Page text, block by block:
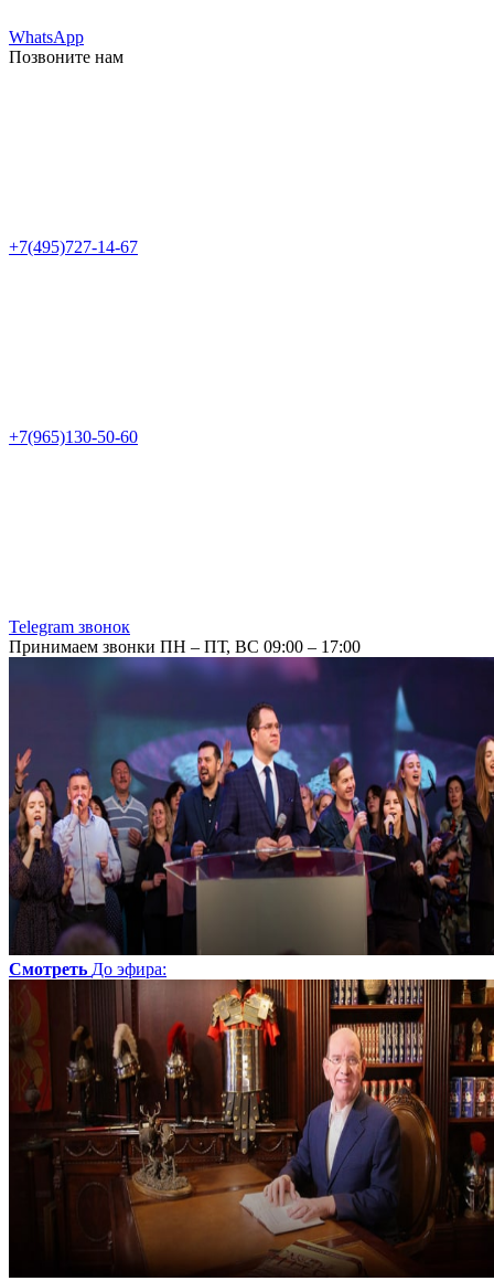
WhatsApp
Позвоните нам
+7(495)727-14-67
+7(965)130-50-60
Telegram звонок
Принимаем звонки ПН – ПТ, ВС 09:00 – 17:00
Смотреть До эфира: